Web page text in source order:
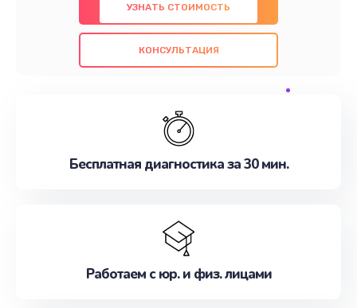
использованием оригинальных компонентов, а
также гарантируем качество всех
проведенных работ. Наша цель - предоставить
обслуживание, удовлетворяя их потребности
наилучшим образом. Не медлите записаться на
УЗНАТЬ СТОИМОСТЬ
КОНСУЛЬТАЦИЯ
Бесплатная диагностика за 30 мин.
Работаем с юр. и физ. лицами